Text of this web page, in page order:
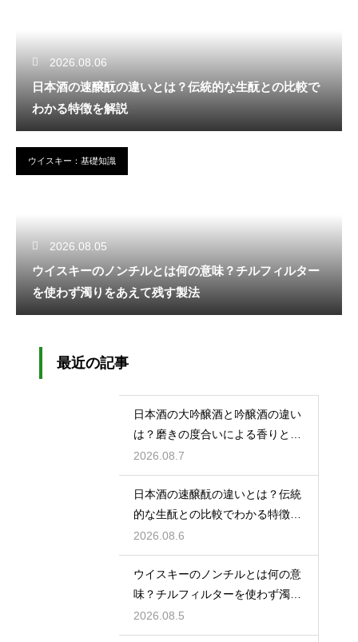
2026.08.06
日本酒の速醸酛の違いとは？伝統的な生酛との比較で
わかる特徴を解説
ウイスキー：基礎知識
2026.08.05
ウイスキーのノンチルとは何の意味？チルフィルター
を使わず濁りをあえて残す製法
最近の記事
日本酒の大吟醸酒と吟醸酒の違い
は？磨きの度合いによる香りと味
の差を解説
2026.08.7
日本酒の速醸酛の違いとは？伝統
的な生酛との比較でわかる特徴を
解説
2026.08.6
ウイスキーのノンチルとは何の意
味？チルフィルターを使わず濁り
をあえて残す製法
2026.08.5